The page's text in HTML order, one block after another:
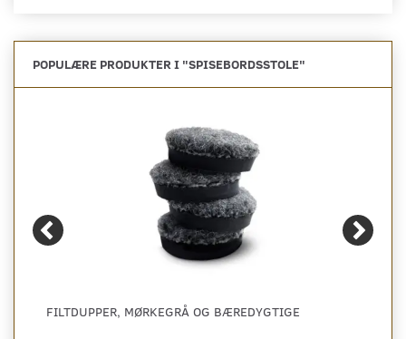
POPULÆRE PRODUKTER I "SPISEBORDSSTOLE"
FILTDUPPER, MØRKEGRÅ OG BÆREDYGTIGE